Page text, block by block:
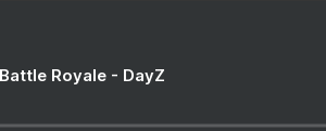
Royale - DayZ